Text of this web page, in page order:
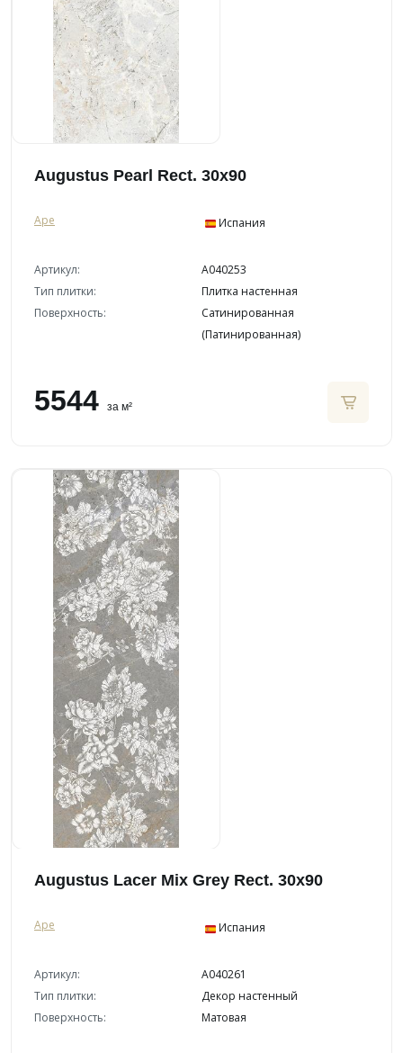
Augustus Pearl Rect. 30x90
Ape Испания
Артикул:
A040253
Тип плитки:
Плитка настенная
Поверхность:
Сатинированная
(Патинированная)
5544 за м²
Augustus Lacer Mix Grey Rect. 30x90
Ape Испания
Артикул:
A040261
Тип плитки:
Декор настенный
Поверхность:
Матовая